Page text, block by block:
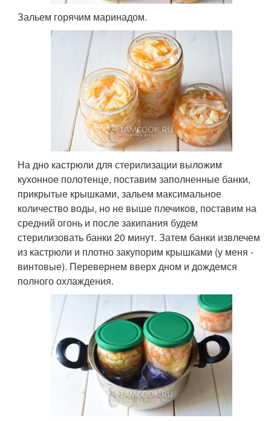
Зальем горячим маринадом.
На дно кастрюли для стерилизации выложим
кухонное полотенце, поставим заполненные банки,
прикрытые крышками, зальем максимальное
количество воды, но не выше плечиков, поставим на
средний огонь и после закипания будем
стерилизовать банки 20 минут. Затем банки извлечем
из кастрюли и плотно закупорим крышками (у меня -
винтовые). Перевернем вверх дном и дождемся
полного охлаждения.